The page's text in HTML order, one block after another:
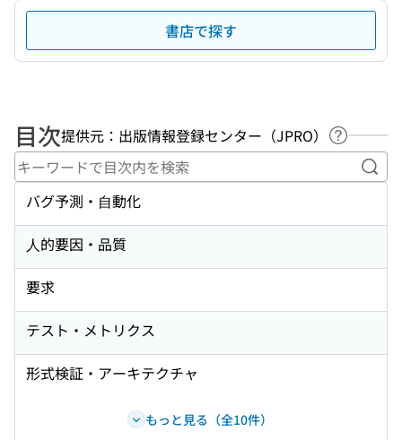
書店で探す
目次提供元：出版情報登録センター（JPRO）
ヘルプペ
キ
バグ予測・⾃動化
⼈的要因・品質
要求
テスト・メトリクス
形式検証・アーキテクチャ
もっと見る（全10件）